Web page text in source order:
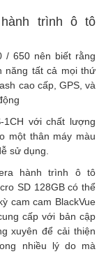
trình ô tô
/ 650 nên biết rằng
năng tất cả mọi thứ
cao cấp, GPS, và
1CH với chất lượng
một thân máy màu
sử dụng.
hành trình ô tô
SD 128GB có thể
cam cam BlackVue
cấp với bản cập
xuyên để cải thiện
nhiều lý do mà